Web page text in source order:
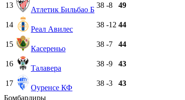
13
Атлетик Бильбао Б
38 -8 49
14
Реал Авилес
38 -12 44
15
Касереньо
38 -7 44
16
Талавера
38 -9 43
17
Оуренсе КФ
38 -3
43
Бомбардиры